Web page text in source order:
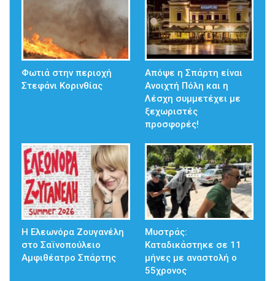
Φωτιά στην περιοχή
Στεφάνι Κορινθίας
Απόψε η Σπάρτη είναι
Ανοιχτή Πόλη και η
Λέσχη συμμετέχει με
ξεχωριστές
προσφορές!
Η Ελεωνόρα Ζουγανέλη
στο Σαϊνοπούλειο
Αμφιθέατρο Σπάρτης
Μυστράς:
Καταδικάστηκε σε 11
μήνες με αναστολή ο
55χρονος